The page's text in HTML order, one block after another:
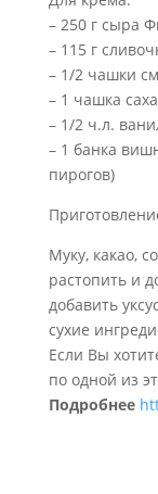
– 250 г сыра
– 115 г
– 1/2 чашки
– 1 чашка
– 1/2 ч.л.
– 1 банка
пирогов)
Муку, какао,
растопить и
добавить
сухие
Если Вы
по одной из
Подробнее